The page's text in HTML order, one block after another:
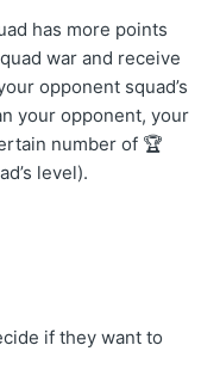
has more points
war and receive
opponent squad’s
your opponent, your
number of 🏆
level).
if they want to